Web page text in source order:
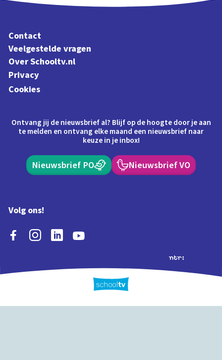
Contact
Veelgestelde vragen
Over Schooltv.nl
Privacy
Cookies
Ontvang jij de nieuwsbrief al? Blijf op de hoogte door je aan
te melden en ontvang elke maand een nieuwsbrief naar
keuze in je inbox!
Nieuwsbrief PO Nieuwsbrief VO
Volg ons!